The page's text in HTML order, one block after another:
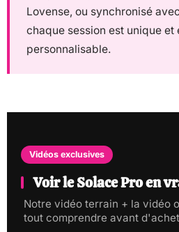
Lovense, ou synchronisé
chaque session est unique et
personnalisable.
Vidéos exclusives
Voir le Solace Pro en
Notre vidéo terrain + la vidéo
tout comprendre avant